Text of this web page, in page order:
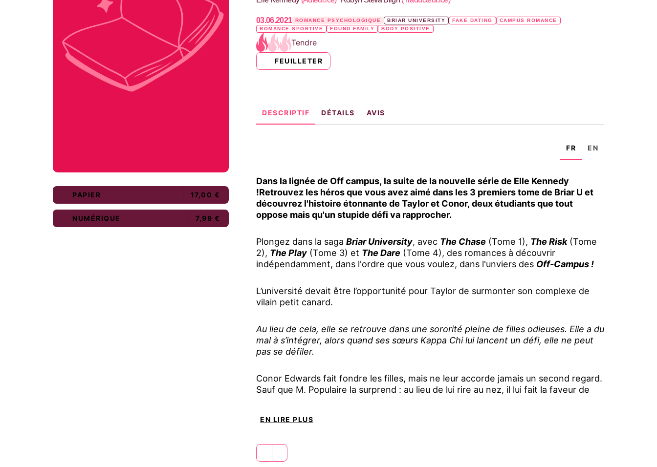
PAPIER 17,00 €
NUMÉRIQUE 7,99 €
03.06.2021 ROMANCE PSYCHOLOGIQUE BRIAR UNIVERSITY FAKE DATING
CAMPUS ROMANCE
ROMANCE SPORTIVE
FOUND FAMILY BODY POSITIVE
Tendre
FEUILLETER
DESCRIPTIF DÉTAILS AVIS
FR EN
Dans la lignée de Off campus, la suite de la nouvelle série de Elle Kennedy
!Retrouvez les héros que vous avez aimé dans les 3 premiers tome de Briar U et
découvrez l'histoire étonnante de Taylor et Conor, deux étudiants que tout
oppose mais qu'un stupide défi va rapprocher.
Plongez dans la saga Briar University, avec The Chase (Tome 1), The Risk(Tome
2), The Play (Tome 3) et The Dare (Tome 4), des romances à découvrir
indépendamment, dans l'ordre que vous voulez, dans l'unviers des Off-Campus !
L’université devait être l’opportunité pour Taylor de surmonter son complexe de
vilain petit canard.
Au lieu de cela, elle se retrouve dans une sororité pleine de filles odieuses. Elle a du
mal à s’intégrer, alors quand ses sœurs Kappa Chi lui lancent un défi, elle ne peut
pas se défiler.
Conor Edwards fait fondre les filles, mais ne leur accorde jamais un second regard.
Sauf que M. Populaire la surprend : au lieu de lui rire au nez, il lui fait la faveur de
faire semblant.
Mais résister à son charme est presque impossible, et Taylor se rend compte que
l’histoire de Conor est bien plus compliquée que ce qu’il laisse paraître.
EN LIRE PLUS